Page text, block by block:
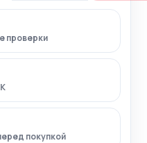
проверки
покупкой